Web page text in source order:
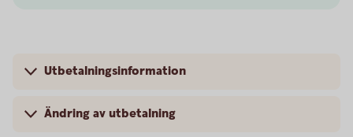
Utbetalningsinformation
Ändring av utbetalning